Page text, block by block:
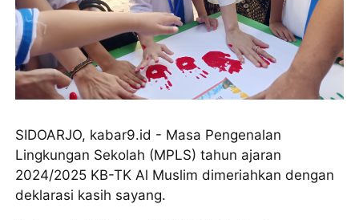
SIDOARJO, kabar9.id - Masa Pengenalan
Lingkungan Sekolah (MPLS) tahun ajaran
2024/2025 KB-TK Al Muslim dimeriahkan dengan
deklarasi kasih sayang.